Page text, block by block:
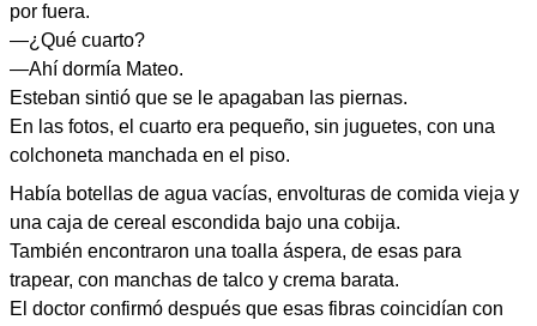
por fuera.
—¿Qué cuarto?
—Ahí dormía Mateo.
Esteban sintió que se le apagaban las piernas.
En las fotos, el cuarto era pequeño, sin juguetes, con una
colchoneta manchada en el piso.
Había botellas de agua vacías, envolturas de comida vieja y
una caja de cereal escondida bajo una cobija.
También encontraron una toalla áspera, de esas para
trapear, con manchas de talco y crema barata.
El doctor confirmó después que esas fibras coincidían con